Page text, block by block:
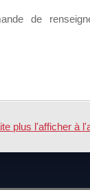
de
plus l'afficher à